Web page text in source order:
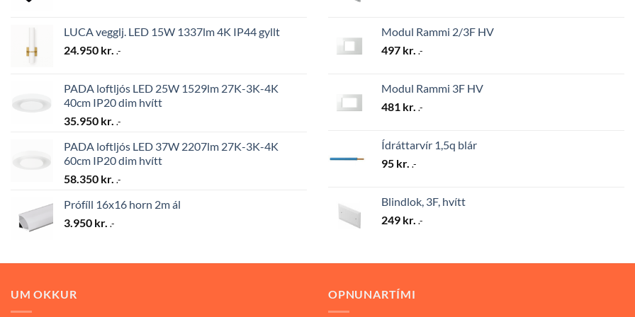
LUCA vegglj. LED 15W 1337lm 4K IP44 gyllt
24.950 kr. .-
PADA loftljós LED 25W 1529lm 27K-3K-4K
40cm IP20 dim hvítt
35.950 kr. .-
PADA loftljós LED 37W 2207lm 27K-3K-4K
60cm IP20 dim hvítt
58.350 kr. .-
Prófíll 16x16 horn 2m ál
3.950 kr. .-
Modul Rammi 2/3F HV
497 kr. .-
Modul Rammi 3F HV
481 kr. .-
Ídráttarvír 1,5q blár
95 kr. .-
Blindlok, 3F, hvítt
249 kr. .-
UM OKKUR OPNUNARTÍMI